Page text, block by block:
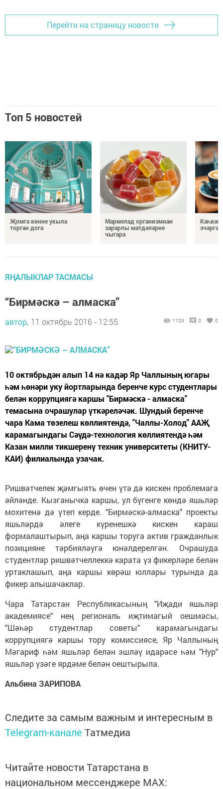
Перейти на страницу новости
Топ 5 новостей
Җомга көнне укыла
торган дога
Мармелад организмнан
зарарлы матдәләрне
чыгара
эчәргә
ЯҢАЛЫКЛАР ТАСМАСЫ
“Бирмәскә – алмаска”
автор, 11 октябрь 2016 - 12:55 1103 0 0
10 октябрьдән алып 14 нә кадәр Яр Чаллының югары
һәм һөнәри уку йортларында беренче курс студентлары
белән коррупциягә каршы "Бирмәскә - алмаска"
темасына очрашулар үткәреләчәк. Шундый беренче
чара Кама төзелеш көллиятендә, "Чаллы-Холод" ААҖ
карамагындагы Сәүдә-технология көллиятендә һәм
Казан милли тикшеренү техник университеты (КНИТУ-
КАИ) филиалында узачак.
Ришвәтчелек җәмгыять өчен үтә дә кискен проблемага
әйләнде. Кызганычка каршы, ул бүгенге көндә яшьләр
мохитенә дә үтеп керде. "Бирмәскә-алмаска" проекты
яшьләрдә әлеге күренешкә кискен караш
формалаштырып, аңа каршы торуга актив гражданлык
позицияне тәрбияләүгә юнәлдерелгән. Очрашуда
студентлар ришвәтчеллеккә карата үз фикерләре белән
уртаклашып, аңа каршы көрәш юллары турында да
фикер алышачаклар.
Чара Татарстан Республикасының "Иҗади яшьләр
академиясе" нең региональ иҗтимагый оешмасы,
"Шәһәр студентлар советы" карамагындагы
коррупциягә каршы тору комиссиясе, Яр Чаллының
Мәгариф һәм яшьләр белән эшләү идарәсе һәм "Нур"
яшьләр үзәге ярдәме белән оештырыла.
Альбина ЗАРИПОВА
Следите за самым важным и интересным в
Telegram-канале Татмедиа
Читайте новости Татарстана в
национальном мессенджере MАХ: